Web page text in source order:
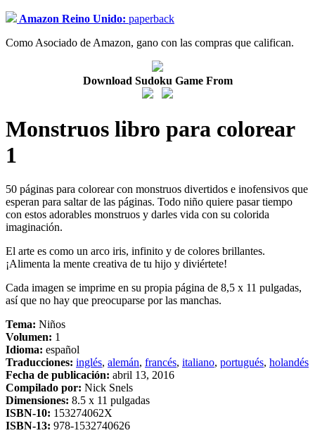
Amazon Reino Unido: paperback
Como Asociado de Amazon, gano con las compras que califican.
Download Sudoku Game From
Monstruos libro para colorear
1
50 páginas para colorear con monstruos divertidos e inofensivos que
esperan para saltar de las páginas. Todo niño quiere pasar tiempo
con estos adorables monstruos y darles vida con su colorida
imaginación.
El arte es como un arco iris, infinito y de colores brillantes.
¡Alimenta la mente creativa de tu hijo y diviértete!
Cada imagen se imprime en su propia página de 8,5 x 11 pulgadas,
así que no hay que preocuparse por las manchas.
Tema: Niños
Volumen: 1
Idioma: español
Traducciones: inglés, alemán, francés, italiano, portugués, holandés
Fecha de publicación: abril 13, 2016
Compilado por: Nick Snels
Dimensiones: 8.5 x 11 pulgadas
ISBN-10: 153274062X
ISBN-13: 978-1532740626